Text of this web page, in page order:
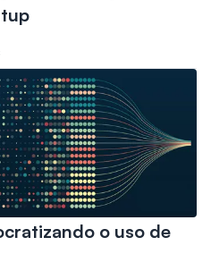
o uso de